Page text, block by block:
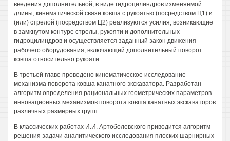
введения дополнительной, в виде гидроцилиндров изменяемой
длины, кинематической связи ковша с рукоятью (посредством Ц1) и
(или) стрелой (посредством Ц2) реализуются усилия, возникающие
в замкнутом контуре стрелы, рукояти и дополнительных
гидроцилиндров и осуществляется заданный закон движения
рабочего оборудования, включающий дополнительный поворот
ковша относительно рукояти.
В третьей главе проведено кинематическое исследование
механизма поворота ковша канатного экскаватора. Разработан
алгоритм определения рациональных геометрических параметров
инновационных механизмов поворота ковша канатных экскаваторов
различных размерных групп.
В классических работах И.И. Артоболевского приводится алгоритм
решения задачи аналитического исследования плоских шарнирных